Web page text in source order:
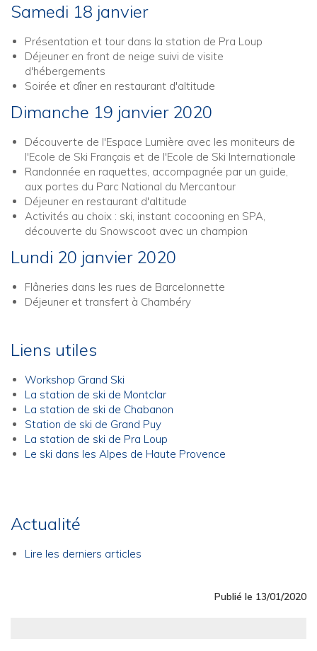
Samedi 18 janvier
Présentation et tour dans la station de Pra Loup
Déjeuner en front de neige suivi de visite
d'hébergements
Soirée et dîner en restaurant d'altitude
Dimanche 19 janvier 2020
Découverte de l'Espace Lumière avec les moniteurs de
l'Ecole de Ski Français et de l'Ecole de Ski Internationale
Randonnée en raquettes, accompagnée par un guide,
aux portes du Parc National du Mercantour
Déjeuner en restaurant d'altitude
Activités au choix : ski, instant cocooning en SPA,
découverte du Snowscoot avec un champion
Lundi 20 janvier 2020
Flâneries dans les rues de Barcelonnette
Déjeuner et transfert à Chambéry
Liens utiles
Workshop Grand Ski
La station de ski de Montclar
La station de ski de Chabanon
Station de ski de Grand Puy
La station de ski de Pra Loup
Le ski dans les Alpes de Haute Provence
Actualité
Lire les derniers articles
Publié le 13/01/2020